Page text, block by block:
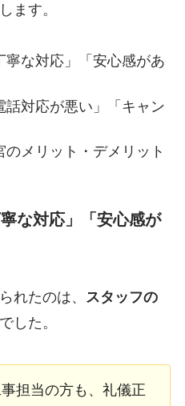
ます。
寧な対応」「安心感があ
話対応が悪い」「キャン
メリット・デメリット
な対応」「安心感が
れたのは、
スタッフの
した。
担当の方も、礼儀正